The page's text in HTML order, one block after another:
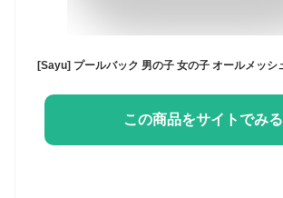
この商品をサイトでみる